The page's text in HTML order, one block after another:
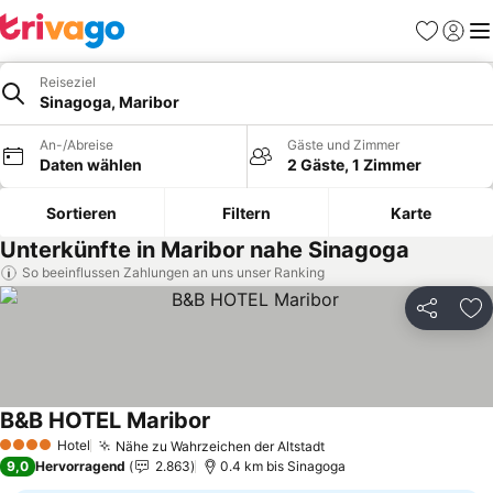
Favoriten
Reiseziel
Sinagoga, Maribor
An-/Abreise
Daten wählen
Gäste und Zimmer
2 Gäste, 1 Zimmer
Sortieren Filtern Karte
Unterkünfte in Maribor nahe Sinagoga
So beeinflussen Zahlungen an uns unser Ranking
Teilen
4 Sterne Hotel Nähe zu Wahrzeichen der AltstadtPreise sehen
B&B HOTEL Maribor
9,0 Hervorragend 2.863 0.4 km bis Sinagoga